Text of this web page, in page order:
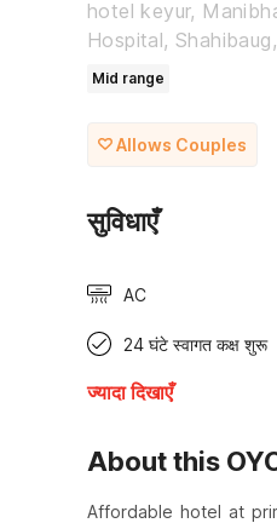
hotel keyur,
Hospital, Shahibaug,
Mid range
Allows Couples
सुविधाएँ
AC
24 घंटे स्वागत कक्ष शुरू
ज्यादा दिखाएँ
About this
Affordable hotel at